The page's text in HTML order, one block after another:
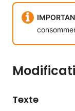
Texte